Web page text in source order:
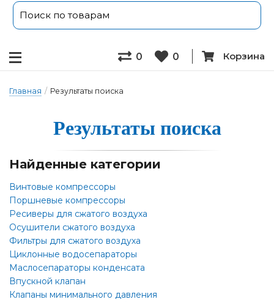
0 0 Корзина
Главная / Результаты поиска
Результа­ты по­ис­ка
Найденные категории
Винтовые компрессоры
Поршневые компрессоры
Ресиверы для сжатого воздуха
Осушители сжатого воздуха
Фильтры для сжатого воздуха
Циклонные водосепараторы
Маслосепараторы конденсата
Впускной клапан
Клапаны минимального давления